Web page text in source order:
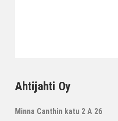
Ahtijahti Oy
Minna Canthin katu 2 A 26